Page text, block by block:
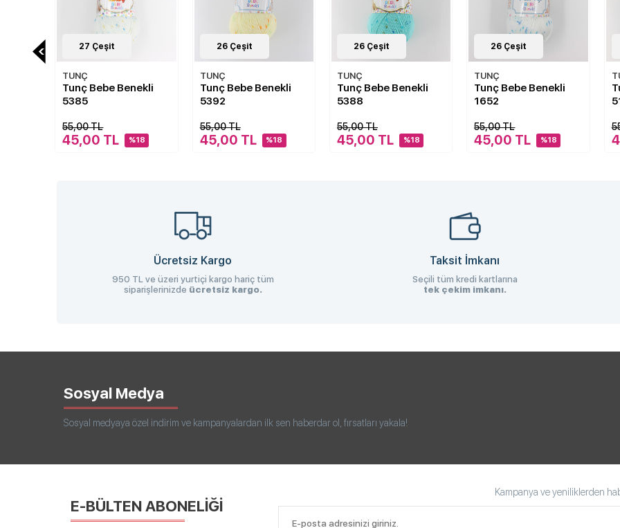
26 Çeşit
TUNÇ
Tunç Bebe Benekli
5392
55,00 TL
45,00 TL %18
26 Çeşit
TUNÇ
Tunç Bebe Benekli
5388
55,00 TL
45,00 TL %18
26 Çeşit
TUNÇ
Tunç Bebe Benekli
1652
55,00 TL
45,00 TL %18
26 Çeşit
TUNÇ
Tunç Bebe Benekli
5130
55,00 TL
45,00 TL %18
Ücretsiz Kargo
950 TL ve üzeri yurtiçi kargo hariç tüm
siparişlerinizde ücretsiz kargo.
Taksit İmkanı
Seçili tüm kredi kartlarına
tek çekim imkanı.
Sosyal Medya
Sosyal medyaya özel indirim ve kampanyalardan ilk sen haberdar ol, fırsatları yakala!
E-BÜLTEN ABONELİĞİ
Kampanya ve yeniliklerden